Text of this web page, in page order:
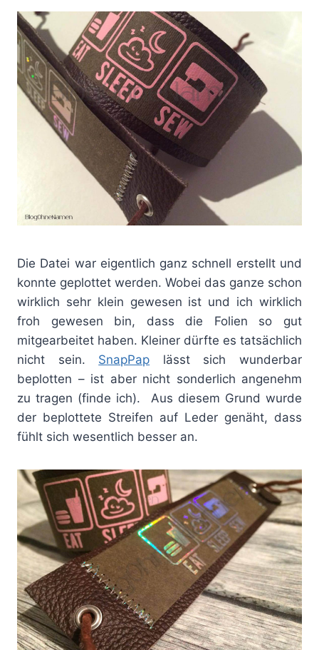
Die Datei war eigentlich ganz schnell erstellt und
konnte geplottet werden. Wobei das ganze schon
wirklich sehr klein gewesen ist und ich wirklich
froh gewesen bin, dass die Folien so gut
mitgearbeitet haben. Kleiner dürfte es tatsächlich
nicht sein. SnapPap lässt sich wunderbar
beplotten – ist aber nicht sonderlich angenehm
zu tragen (finde ich). Aus diesem Grund wurde
der beplottete Streifen auf Leder genäht, dass
fühlt sich wesentlich besser an.